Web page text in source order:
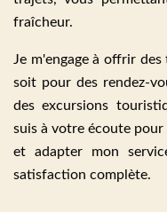
fraîcheur.
Je m'engage à offrir
soit pour des rendez-
des excursions
suis à votre écoute
et adapter mon
satisfaction complète.